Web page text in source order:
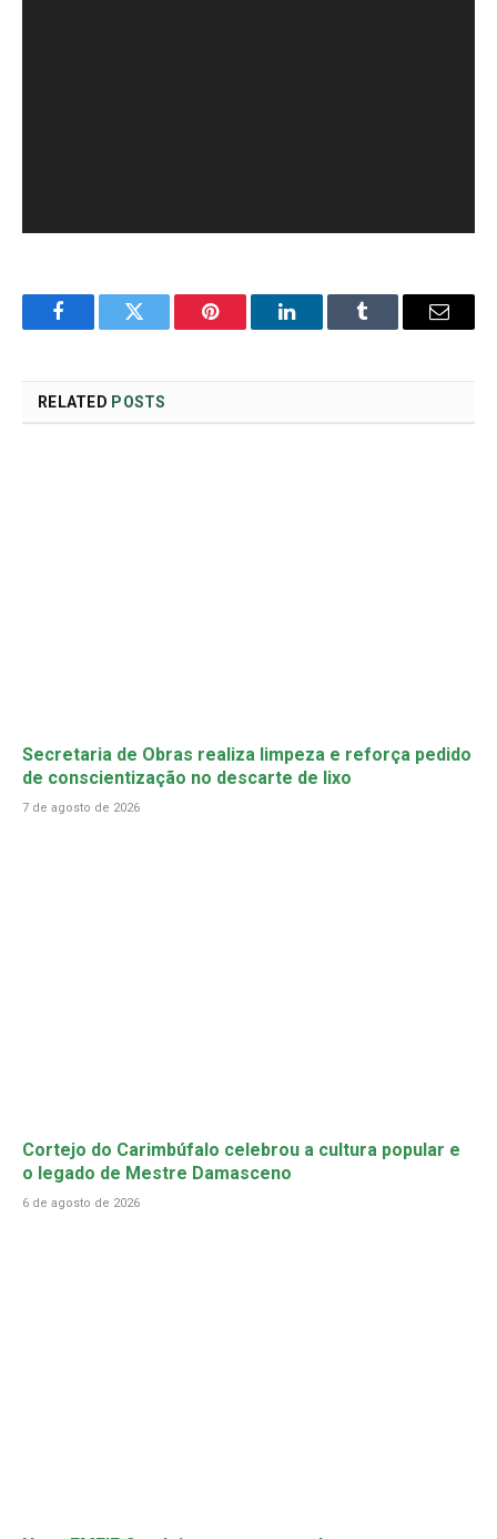
FacebookTwitter Pinterest LinkedInTumblr Email
RELATED POSTS
Secretaria de Obras realiza limpeza e reforça pedido
de conscientização no descarte de lixo
7 de agosto de 2026
Cortejo do Carimbúfalo celebrou a cultura popular e
o legado de Mestre Damasceno
6 de agosto de 2026